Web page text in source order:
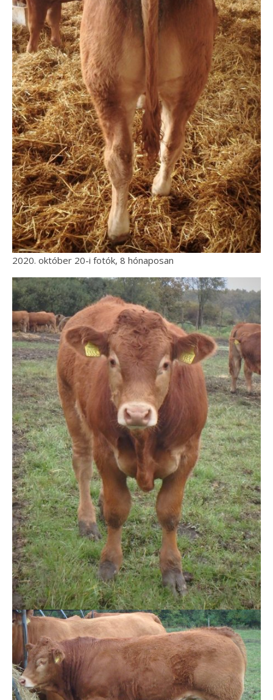
2020. október 20-i fotók, 8 hónaposan